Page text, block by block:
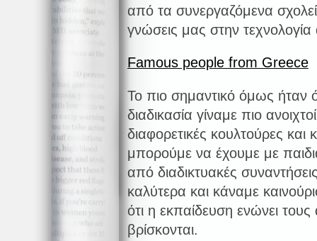
από τα συνεργαζόμενα
γνώσεις μας στην
Famous people from Greece
Το πιο σημαντικό όμως ήταν
διαδικασία γίναμε πιο
διαφορετικές κουλτούρες
μπορούμε να έχουμε με
από διαδικτυακές
καλύτερα και κάναμε
ότι η εκπαίδευση ενώνει
βρίσκονται.